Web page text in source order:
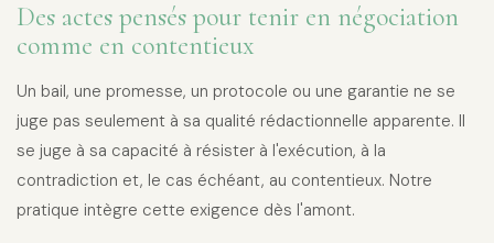
Des actes pensés pour tenir en négociation
comme en contentieux
Un bail, une promesse, un protocole ou une garantie ne se
juge pas seulement à sa qualité rédactionnelle apparente. Il
se juge à sa capacité à résister à l'exécution, à la
contradiction et, le cas échéant, au contentieux. Notre
pratique intègre cette exigence dès l'amont.